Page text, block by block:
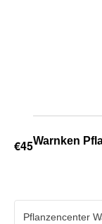
€45Warnken
Pflanzencenter